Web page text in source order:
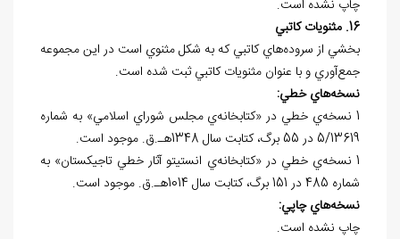
چاپ نشده است.
16. مثنويات کاتبي
بخشي از سروده‌هاي کاتبي که به شکل مثنوي است در اين مجموعه
جمع‌آوري و با عنوان مثنويات کاتبي ثبت شده است.
نسخههاي خطي:
1 نسخه‌ي خطي در «کتابخانه‌ي مجلس شوراي اسلامي» به شماره
5/13619 در 55 برگ، کتابت سال 1348هـ.ق. موجود است.
1 نسخه‌ي خطي در «کتابخانه‌ي انستيتو آثار خطي تاجيکستان» به
شماره 485 در 151 برگ، کتابت سال 1014هـ.ق. موجود است.
نسخههاي چاپي:
چاپ نشده است.